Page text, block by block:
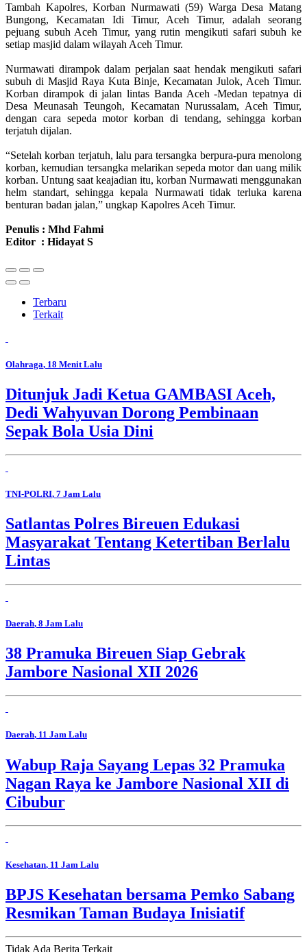
Tambah Kapolres, Korban Nurmawati (59) Warga Desa Matang
Bungong, Kecamatan Idi Timur, Aceh Timur, adalah seorang
pejuang subuh Aceh Timur, yang rutin mengikuti safari subuh ke
setiap masjid dalam wilayah Aceh Timur.
Nurmawati dirampok dalam perjalan saat hendak mengikuti safari
subuh di Masjid Raya Kuta Binje, Kecamatan Julok, Aceh Timur.
Korban dirampok di jalan lintas Banda Aceh -Medan tepatnya di
Desa Meunasah Teungoh, Kecamatan Nurussalam, Aceh Timur,
dengan cara sepeda motor korban di tendang, sehingga korban
terjatuh dijalan.
“Setelah korban terjatuh, lalu para tersangka berpura-pura menolong
korban, kemudian tersangka melarikan sepeda motor dan uang milik
korban. Untung saat keajadian itu, korban Nurmawati menggunakan
helm standart, sehingga kepala Nurmawati tidak terluka karena
benturan badan jalan,” ungkap Kapolres Aceh Timur.
Penulis : Mhd Fahmi
Editor : Hidayat S
Terbaru
Terkait
Olahraga, 18 Menit Lalu
Ditunjuk Jadi Ketua GAMBASI Aceh,
Dedi Wahyuvan Dorong Pembinaan
Sepak Bola Usia Dini
TNI-POLRI, 7 Jam Lalu
Satlantas Polres Bireuen Edukasi
Masyarakat Tentang Ketertiban Berlalu
Lintas
Daerah, 8 Jam Lalu
38 Pramuka Bireuen Siap Gebrak
Jambore Nasional XII 2026
Daerah, 11 Jam Lalu
Wabup Raja Sayang Lepas 32 Pramuka
Nagan Raya ke Jambore Nasional XII di
Cibubur
Kesehatan, 11 Jam Lalu
BPJS Kesehatan bersama Pemko Sabang
Resmikan Taman Budaya Inisiatif
Tidak Ada Berita Terkait